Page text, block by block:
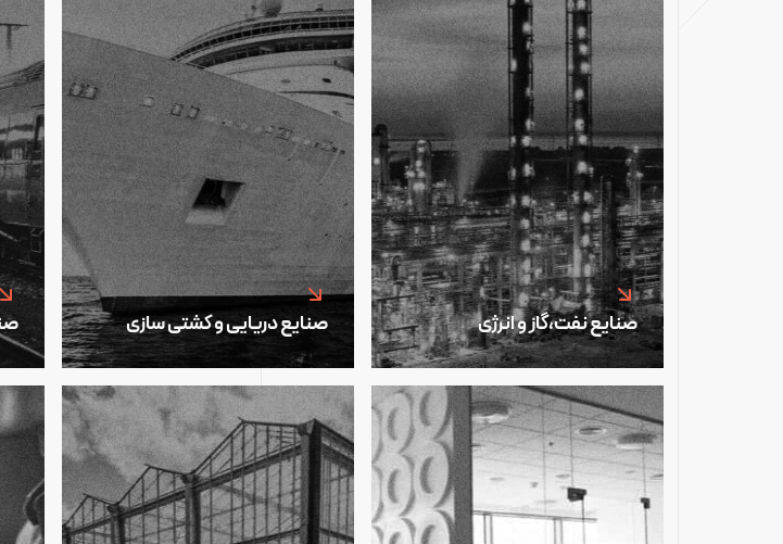
صنایع نفت،گاز و انرژی صنایع دریایی و کشتی سازی